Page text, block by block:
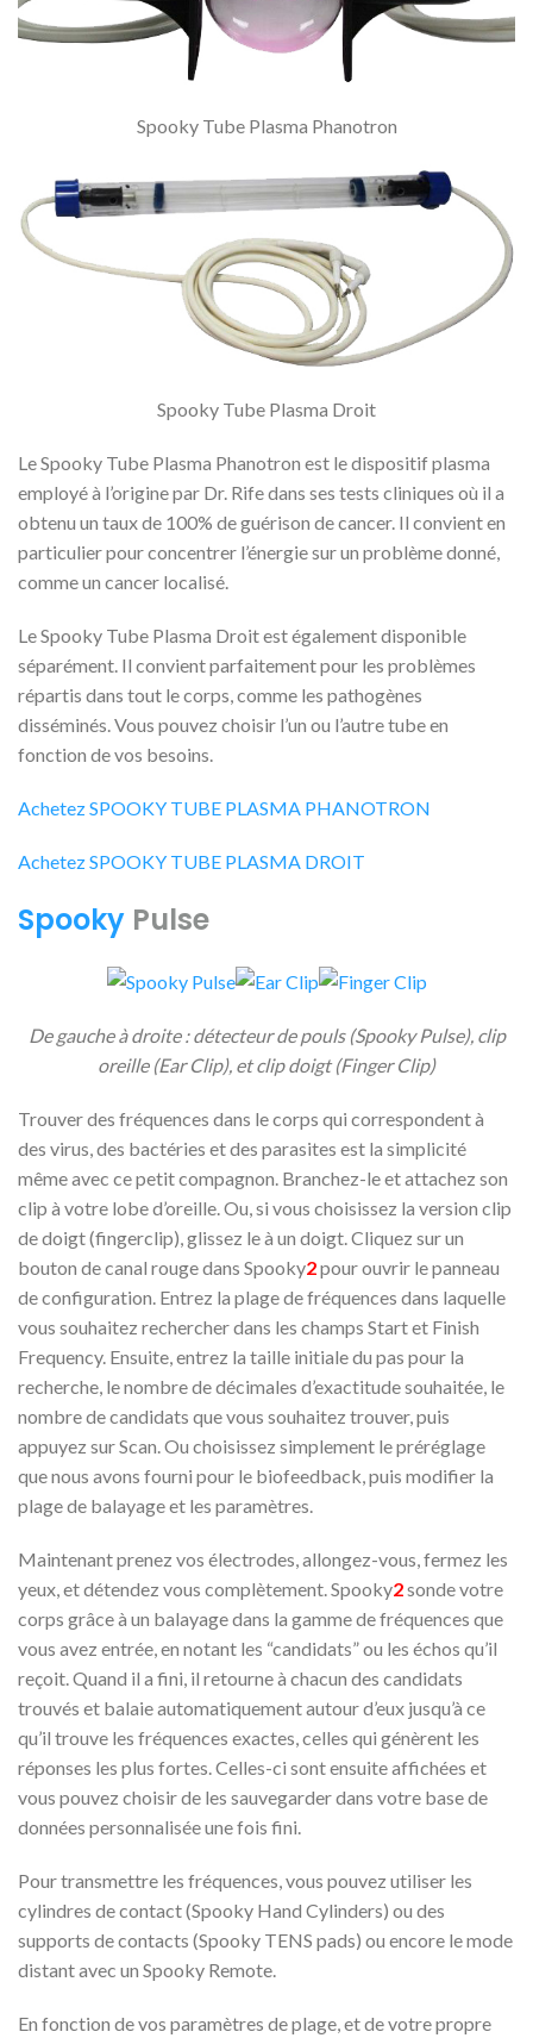
Spooky Tube Plasma Phanotron
Spooky Tube Plasma Droit
Le Spooky Tube Plasma Phanotron est le dispositif plasma
employé à l’origine par Dr. Rife dans ses tests cliniques où il a
obtenu un taux de 100% de guérison de cancer. Il convient en
particulier pour concentrer l’énergie sur un problème donné,
comme un cancer localisé.
Le Spooky Tube Plasma Droit est également disponible
séparément. Il convient parfaitement pour les problèmes
répartis dans tout le corps, comme les pathogènes
disséminés. Vous pouvez choisir l’un ou l’autre tube en
fonction de vos besoins.
Achetez SPOOKY TUBE PLASMA PHANOTRON
Achetez SPOOKY TUBE PLASMA DROIT
Spooky Pulse
De gauche à droite : détecteur de pouls (Spooky Pulse), clip
oreille (Ear Clip), et clip doigt (Finger Clip)
Trouver des fréquences dans le corps qui correspondent à
des virus, des bactéries et des parasites est la simplicité
même avec ce petit compagnon. Branchez-le et attachez son
clip à votre lobe d’oreille. Ou, si vous choisissez la version clip
de doigt (fingerclip), glissez le à un doigt. Cliquez sur un
bouton de canal rouge dans Spooky2pour ouvrir le panneau
de configuration. Entrez la plage de fréquences dans laquelle
vous souhaitez rechercher dans les champs Start et Finish
Frequency. Ensuite, entrez la taille initiale du pas pour la
recherche, le nombre de décimales d’exactitude souhaitée, le
nombre de candidats que vous souhaitez trouver, puis
appuyez sur Scan. Ou choisissez simplement le préréglage
que nous avons fourni pour le biofeedback, puis modifier la
plage de balayage et les paramètres.
Maintenant prenez vos électrodes, allongez-vous, fermez les
yeux, et détendez vous complètement. Spooky2sonde votre
corps grâce à un balayage dans la gamme de fréquences que
vous avez entrée, en notant les “candidats” ou les échos qu’il
reçoit. Quand il a fini, il retourne à chacun des candidats
trouvés et balaie automatiquement autour d’eux jusqu’à ce
qu’il trouve les fréquences exactes, celles qui génèrent les
réponses les plus fortes. Celles-ci sont ensuite affichées et
vous pouvez choisir de les sauvegarder dans votre base de
données personnalisée une fois fini.
Pour transmettre les fréquences, vous pouvez utiliser les
cylindres de contact (Spooky Hand Cylinders) ou des
supports de contacts (Spooky TENS pads) ou encore le mode
distant avec un Spooky Remote.
En fonction de vos paramètres de plage, et de votre propre